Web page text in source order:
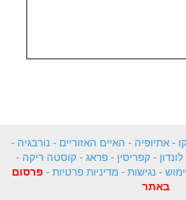
- אתיופיה - האיים האזוריים - נורבגיה -
לונדון - קפריסין -פראג - קוסטה ריקה -
- נגישות - מדיניות פרטיות - פרסום
באתר